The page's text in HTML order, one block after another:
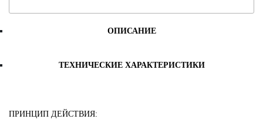
ОПИСАНИЕ
ТЕХНИЧЕСКИЕ ХАРАКТЕРИСТИКИ
ПРИНЦИП ДЕЙСТВИЯ: